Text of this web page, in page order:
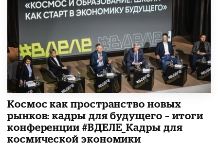
Космос как пространство новых
рынков: кадры для будущего – итоги
конференции #ВДЕЛЕ_Кадры для
космической экономики